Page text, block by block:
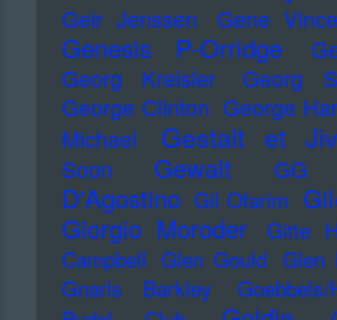
Geir Jenssen Gene
Genesis P-Orridge
Georg Kreisler
Georg
George Clinton George
Michael
Gestalt et
Soon
Gewalt GG
D'Agostino Gil Ofarim
Giorgio Moroder
Gitte
Campbell Glen Gould Glen
Gnarls Barkley
Goebbels/